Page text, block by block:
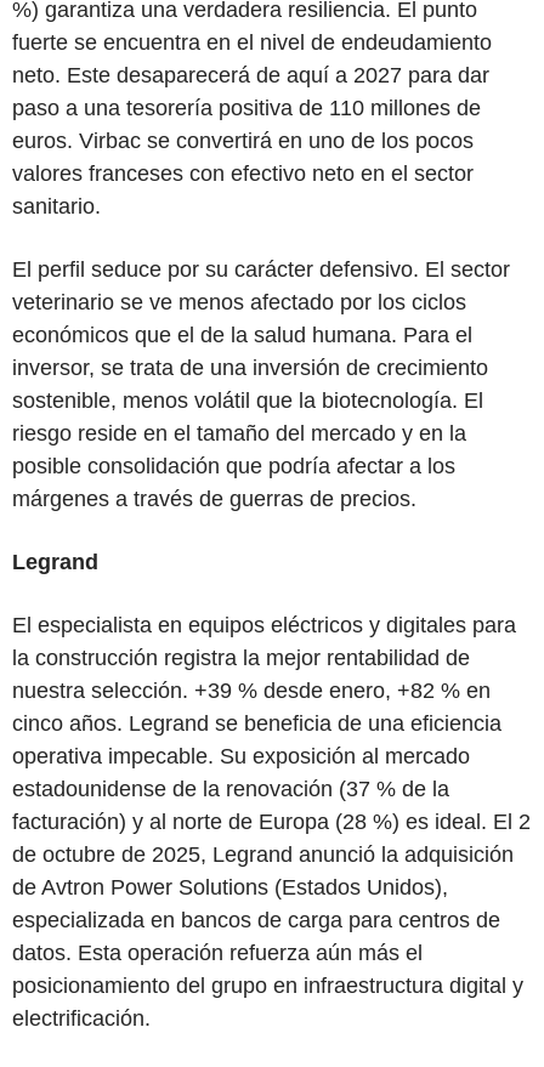
%) garantiza una verdadera resiliencia. El punto
fuerte se encuentra en el nivel de endeudamiento
neto. Este desaparecerá de aquí a 2027 para dar
paso a una tesorería positiva de 110 millones de
euros. Virbac se convertirá en uno de los pocos
valores franceses con efectivo neto en el sector
sanitario.
El perfil seduce por su carácter defensivo. El sector
veterinario se ve menos afectado por los ciclos
económicos que el de la salud humana. Para el
inversor, se trata de una inversión de crecimiento
sostenible, menos volátil que la biotecnología. El
riesgo reside en el tamaño del mercado y en la
posible consolidación que podría afectar a los
márgenes a través de guerras de precios.
Legrand
El especialista en equipos eléctricos y digitales para
la construcción registra la mejor rentabilidad de
nuestra selección. +39 % desde enero, +82 % en
cinco años. Legrand se beneficia de una eficiencia
operativa impecable. Su exposición al mercado
estadounidense de la renovación (37 % de la
facturación) y al norte de Europa (28 %) es ideal. El 2
de octubre de 2025, Legrand anunció la adquisición
de Avtron Power Solutions (Estados Unidos),
especializada en bancos de carga para centros de
datos. Esta operación refuerza aún más el
posicionamiento del grupo en infraestructura digital y
electrificación.